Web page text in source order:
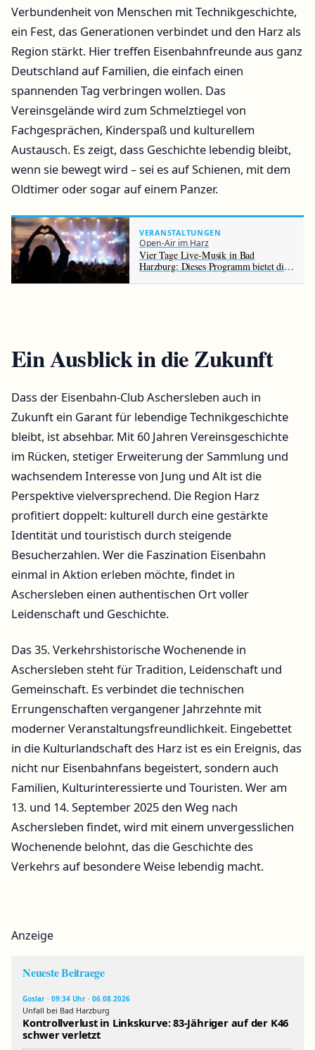
Verbundenheit von Menschen mit Technikgeschichte,
ein Fest, das Generationen verbindet und den Harz als
Region stärkt. Hier treffen Eisenbahnfreunde aus ganz
Deutschland auf Familien, die einfach einen
spannenden Tag verbringen wollen. Das
Vereinsgelände wird zum Schmelztiegel von
Fachgesprächen, Kinderspaß und kulturellem
Austausch. Es zeigt, dass Geschichte lebendig bleibt,
wenn sie bewegt wird – sei es auf Schienen, mit dem
Oldtimer oder sogar auf einem Panzer.
VERANSTALTUNGEN
Open-Air im Harz
Vier Tage Live-Musik in Bad
Harzburg: Dieses Programm bietet die
Ein Ausblick in die Zukunft
Dass der Eisenbahn-Club Aschersleben auch in
Zukunft ein Garant für lebendige Technikgeschichte
bleibt, ist absehbar. Mit 60 Jahren Vereinsgeschichte
im Rücken, stetiger Erweiterung der Sammlung und
wachsendem Interesse von Jung und Alt ist die
Perspektive vielversprechend. Die Region Harz
profitiert doppelt: kulturell durch eine gestärkte
Identität und touristisch durch steigende
Besucherzahlen. Wer die Faszination Eisenbahn
einmal in Aktion erleben möchte, findet in
Aschersleben einen authentischen Ort voller
Leidenschaft und Geschichte.
Das 35. Verkehrshistorische Wochenende in
Aschersleben steht für Tradition, Leidenschaft und
Gemeinschaft. Es verbindet die technischen
Errungenschaften vergangener Jahrzehnte mit
moderner Veranstaltungsfreundlichkeit. Eingebettet
in die Kulturlandschaft des Harz ist es ein Ereignis, das
nicht nur Eisenbahnfans begeistert, sondern auch
Familien, Kulturinteressierte und Touristen. Wer am
13. und 14. September 2025 den Weg nach
Aschersleben findet, wird mit einem unvergesslichen
Wochenende belohnt, das die Geschichte des
Verkehrs auf besondere Weise lebendig macht.
Anzeige
Neueste Beitraege
Goslar · 09:34 Uhr · 06.08.2026
Unfall bei Bad Harzburg
Kontrollverlust in Linkskurve: 83-Jähriger auf der K46
schwer verletzt